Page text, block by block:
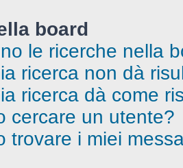
board
le ricerche nella
ricerca non dà
ricerca dà come
cercare un utente?
trovare i miei